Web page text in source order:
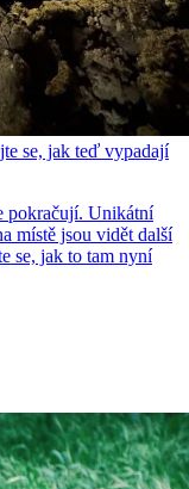
se, jak teď vypadají
pokračují. Unikátní
místě jsou vidět další
se, jak to tam nyní